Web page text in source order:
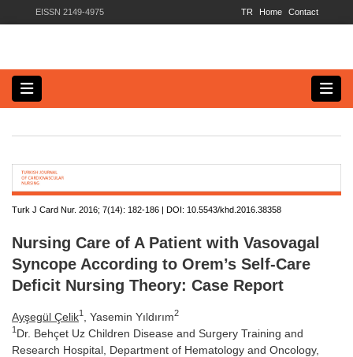
EISSN 2149-4975 Contact
Home
TR
Turk J Card Nur. 2016; 7(14): 182-186 | DOI: 10.5543/khd.2016.38358
Nursing Care of A Patient with Vasovagal
Syncope According to Orem’s Self-Care
Deficit Nursing Theory: Case Report
Ayşegül Çelik1 , Yasemin Yıldırım2
1 Dr. Behçet Uz Children Disease and Surgery Training and
Research Hospital, Department of Hematology and Oncology,